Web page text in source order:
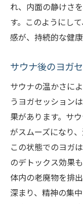
れ、内面の静けさ
す。このようにし
感が、持続的な健
サウナ後のヨガ
サウナの温かさに
うヨガセッション
果があります。サ
がスムーズになり
この状態でのヨガ
のデトックス効果
体内の老廃物を排
深まり、精神の集